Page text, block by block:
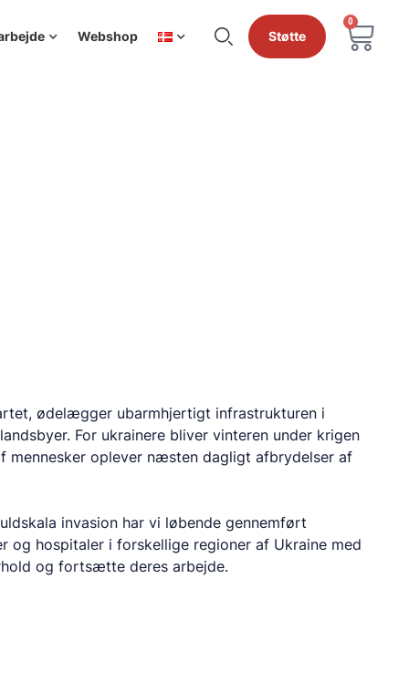
Webshop Støtte
0
ødelægger ubarmhjertigt infrastrukturen i
For ukrainere bliver vinteren under krigen
mennesker oplever næsten dagligt afbrydelser af
invasion har vi løbende gennemført
og hospitaler i forskellige regioner af Ukraine med
og fortsætte deres arbejde.